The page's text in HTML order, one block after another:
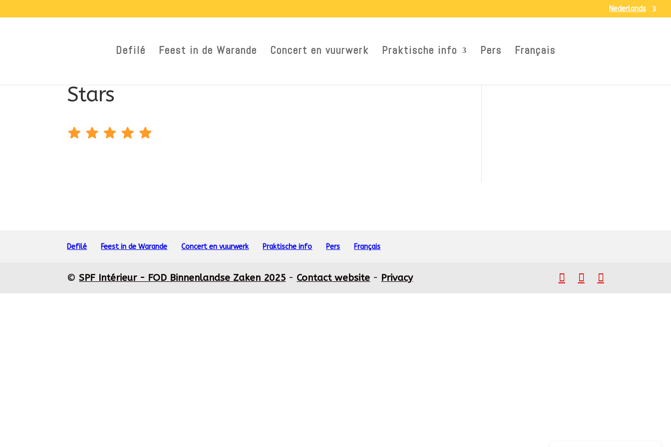
Nederlands
Defilé Feest in de Warande Concert en vuurwerk Praktische info Pers Français
Stars
Defilé Feest in de Warande Concert en vuurwerk Praktische info Pers Français
©SPF Intérieur - FOD Binnenlandse Zaken 2025 - Contact website - Privacy